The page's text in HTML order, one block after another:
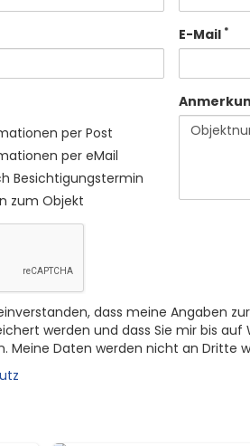
E-Mail *
per Post
per eMail
Besichtigungstermin
zum Objekt
dass meine Angaben
werden und dass Sie mir bis auf
Meine Daten werden nicht an Dritte